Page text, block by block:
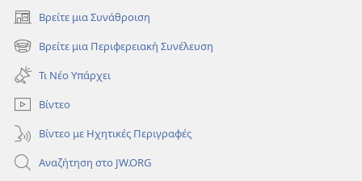
Βρείτε μια Συνάθροιση
(ανοίγει
νέο
παράθυρο)
Βρείτε μια Περιφερειακή Συνέλευση
(ανοίγει
νέο
παράθυρο)
Τι Νέο Υπάρχει
Βίντεο
Βίντεο με Ηχητικές Περιγραφές
Αναζήτηση στο JW.ORG